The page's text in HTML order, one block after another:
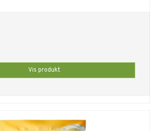
Vis produkt